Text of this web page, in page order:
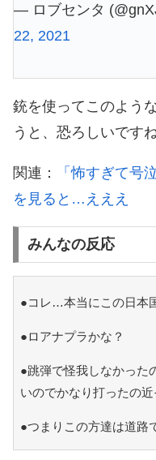
— ロブセンタ
22, 2021
銃を使ってこのよう
うと、恐ろしいです
関連：
「怖すぎて号
を見ると…えええ
みんなの反応
●コレ…本当にこの日本
●ロアナプラかな？
●跳弾で怪我しなかった
いのでかなり打ったの
●つまりこの方達は道路